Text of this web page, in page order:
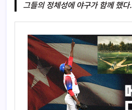
그들의 정체성에 야구가 함께 했다.